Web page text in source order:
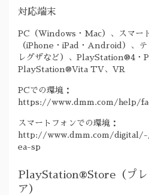
対応端末
PC（Windows・Mac）、スマー
（iPhone・iPad・Android）、テ
レグザなど）、PlayStation®4・
PlayStation®Vita TV、VR
PCでの環境：
https://www.dmm.com/help/
スマートフォンでの環境：
http://www.dmm.com/
ea-sp
PlayStation®Store（プレ
ア）